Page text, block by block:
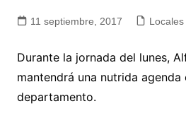
11 septiembre, 2017 Locales
Durante la jornada del lunes,
mantendrá una nutrida agenda
departamento.